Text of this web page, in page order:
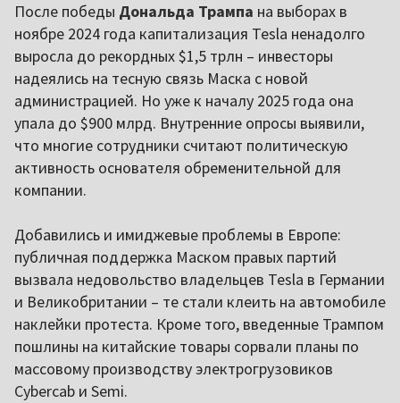
После победы Дональда Трампа на выборах в
ноябре 2024 года капитализация Tesla ненадолго
выросла до рекордных $1,5 трлн – инвесторы
надеялись на тесную связь Маска с новой
администрацией. Но уже к началу 2025 года она
упала до $900 млрд. Внутренние опросы выявили,
что многие сотрудники считают политическую
активность основателя обременительной для
компании.
Добавились и имиджевые проблемы в Европе:
публичная поддержка Маском правых партий
вызвала недовольство владельцев Tesla в Германии
и Великобритании – те стали клеить на автомобиле
наклейки протеста. Кроме того, введенные Трампом
пошлины на китайские товары сорвали планы по
массовому производству электрогрузовиков
Cybercab и Semi.